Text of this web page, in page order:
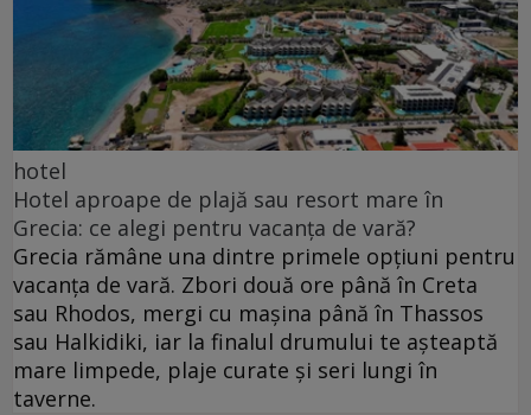
hotel
Hotel aproape de plajă sau resort mare în
Grecia: ce alegi pentru vacanța de vară?
Grecia rămâne una dintre primele opțiuni pentru
vacanța de vară. Zbori două ore până în Creta
sau Rhodos, mergi cu mașina până în Thassos
sau Halkidiki, iar la finalul drumului te așteaptă
mare limpede, plaje curate și seri lungi în
taverne.